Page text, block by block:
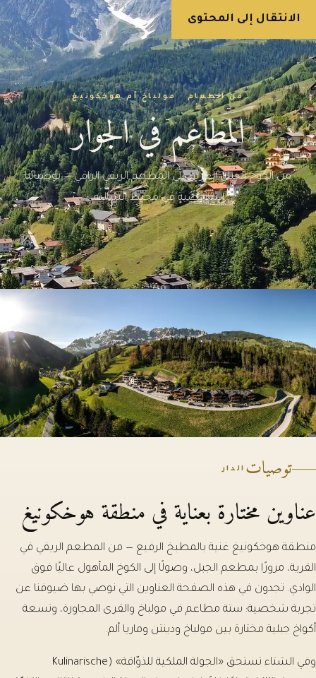
الانتقال إلى المحتوى
احجزوا
فن الطعام · مولباخ أم هوخكونيغ
المطاعم في الجوار
من الكوخ الجبلي العريق إلى المطعم الريفي الراقي — توصياتنا
الشخصية في محيط الشاليه.
توصيات الدار
عناوين مختارة بعناية في منطقة هوخكونيغ
منطقة هوخكونيغ غنية بالمطبخ الرفيع — من المطعم الريفي في
القرية، مرورًا بمطعم الجبل، وصولًا إلى الكوخ المأهول عاليًا فوق
الوادي. تجدون في هذه الصفحة العناوين التي نوصي بها ضيوفنا عن
تجربة شخصية: ستة مطاعم في مولباخ والقرى المجاورة، وتسعة
أكواخ جبلية مختارة بين مولباخ ودينتن وماريا ألم.
وفي الشتاء تستحق «الجولة الملكية للذوّاقة» (Kulinarische